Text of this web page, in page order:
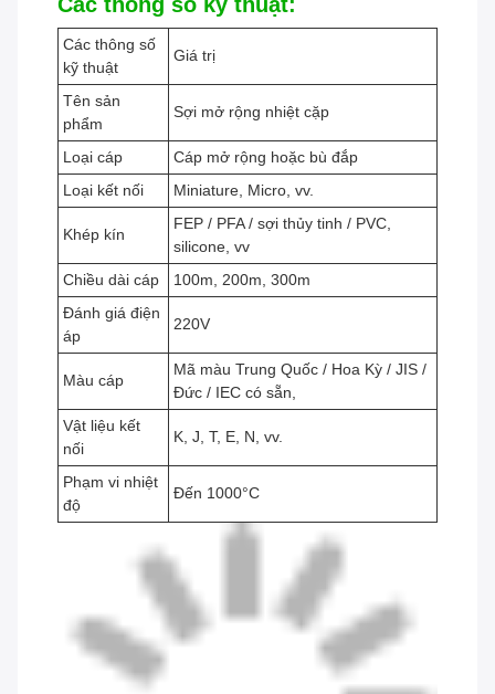
Các thông số kỹ thuật:
Các thông số
kỹ thuật
Giá trị
Tên sản
phẩm
Sợi mở rộng nhiệt cặp
Loại cáp
Cáp mở rộng hoặc bù đắp
Loại kết nối
Miniature, Micro, vv.
Khép kín
FEP / PFA / sợi thủy tinh / PVC,
silicone, vv
Chiều dài cáp
100m, 200m, 300m
Đánh giá điện
áp
220V
Màu cáp
Mã màu Trung Quốc / Hoa Kỳ / JIS /
Đức / IEC có sẵn,
Vật liệu kết
nối
K, J, T, E, N, vv.
Phạm vi nhiệt
độ
Đến 1000°C